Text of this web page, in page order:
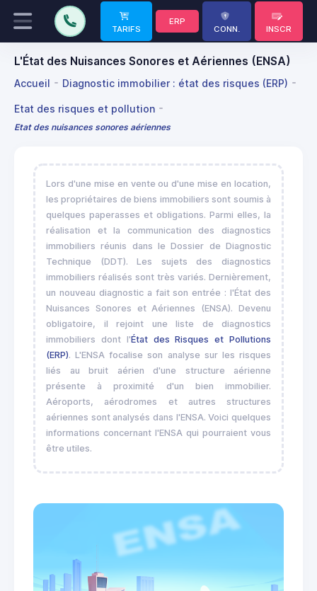
TARIFS
ERP
CONN.
INSCR
L'État des Nuisances Sonores et Aériennes (ENSA)
Accueil Diagnostic immobilier : état des risques (ERP)
Etat des risques et pollution
Etat des nuisances sonores aériennes
Lors d'une mise en vente ou d'une mise en location,
les propriétaires de biens immobiliers sont soumis à
quelques paperasses et obligations. Parmi elles, la
réalisation et la communication des diagnostics
immobiliers réunis dans le Dossier de Diagnostic
Technique (DDT). Les sujets des diagnostics
immobiliers réalisés sont très variés. Dernièrement,
un nouveau diagnostic a fait son entrée : l'État des
Nuisances Sonores et Aériennes (ENSA). Devenu
obligatoire, il rejoint une liste de diagnostics
immobiliers dont l'État des Risques et Pollutions
(ERP). L'ENSA focalise son analyse sur les risques
liés au bruit aérien d'une structure aérienne
présente à proximité d'un bien immobilier.
Aéroports, aérodromes et autres structures
aériennes sont analysés dans l'ENSA. Voici quelques
informations concernant l'ENSA qui pourraient vous
être utiles.